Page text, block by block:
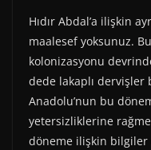
Hıdır Abdal’a ilişkin
maalesef yoksunuz.
kolonizasyonu
dede lakaplı dervişler
Anadolu’nun bu
yetersizliklerine
döneme ilişkin